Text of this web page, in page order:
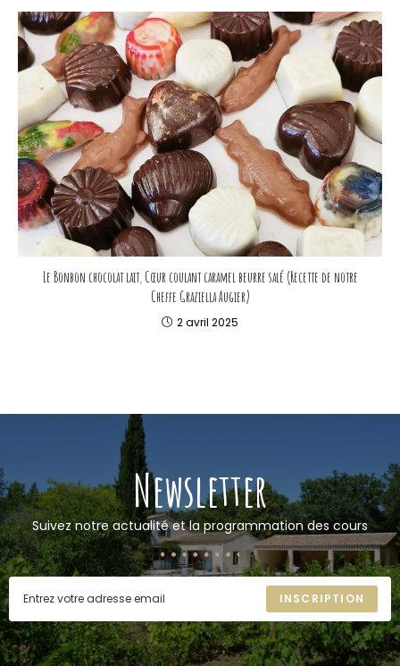
Le Bonbon chocolat lait, Cœur coulant caramel beurre salé (Recette de notre
Cheffe Graziella Augier)
2 avril 2025
Newsletter
Suivez notre actualité et la programmation des cours
INSCRIPTION